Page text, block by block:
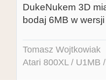
DukeNukem 3D
bodaj 6MB w
Tomasz Wojtkowiak
Atari 800XL / U1MB